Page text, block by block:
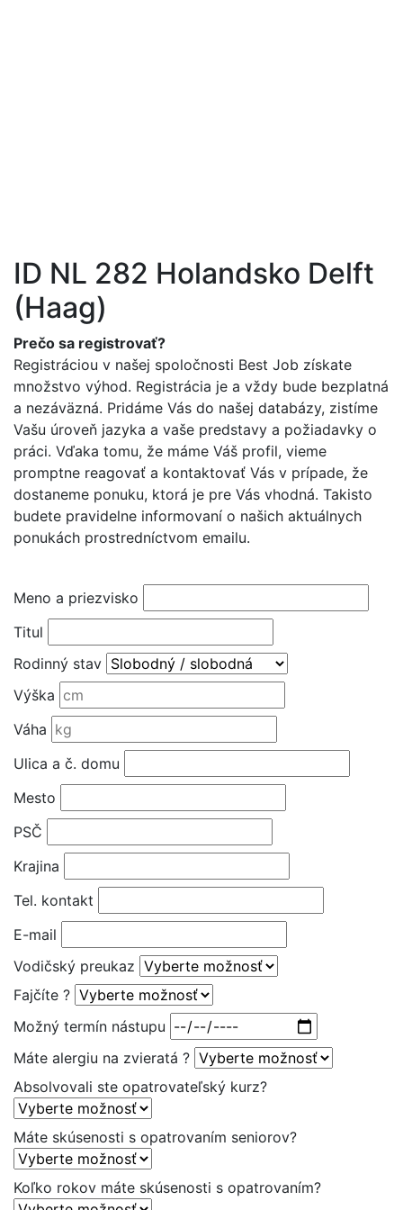
ID NL 282 Holandsko Delft
(Haag)
Prečo sa registrovať?
Registráciou v našej spoločnosti Best Job získate
množstvo výhod. Registrácia je a vždy bude bezplatná
a nezáväzná. Pridáme Vás do našej databázy, zistíme
Vašu úroveň jazyka a vaše predstavy a požiadavky o
práci. Vďaka tomu, že máme Váš profil, vieme
promptne reagovať a kontaktovať Vás v prípade, že
dostaneme ponuku, ktorá je pre Vás vhodná. Takisto
budete pravidelne informovaní o našich aktuálnych
ponukách prostredníctvom emailu.
Meno a priezvisko
Titul
Rodinný stav
Výška
Váha
Ulica a č. domu
Mesto
PSČ
Krajina
Tel. kontakt
E-mail
Vodičský preukaz
Fajčíte ?
Možný termín nástupu
Máte alergiu na zvieratá ?
Absolvovali ste opatrovateľský kurz?
Máte skúsenosti s opatrovaním seniorov?
Koľko rokov máte skúsenosti s opatrovaním?